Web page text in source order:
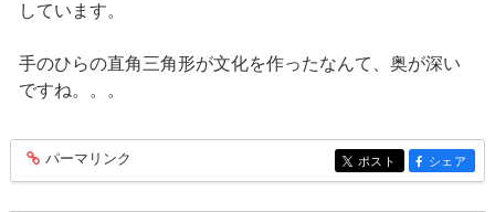
しています。
手のひらの直角三角形が文化を作ったなんて、奥が深い
ですね。。。
entry246
パーマリンク entry246
ポスト entry246
シェア